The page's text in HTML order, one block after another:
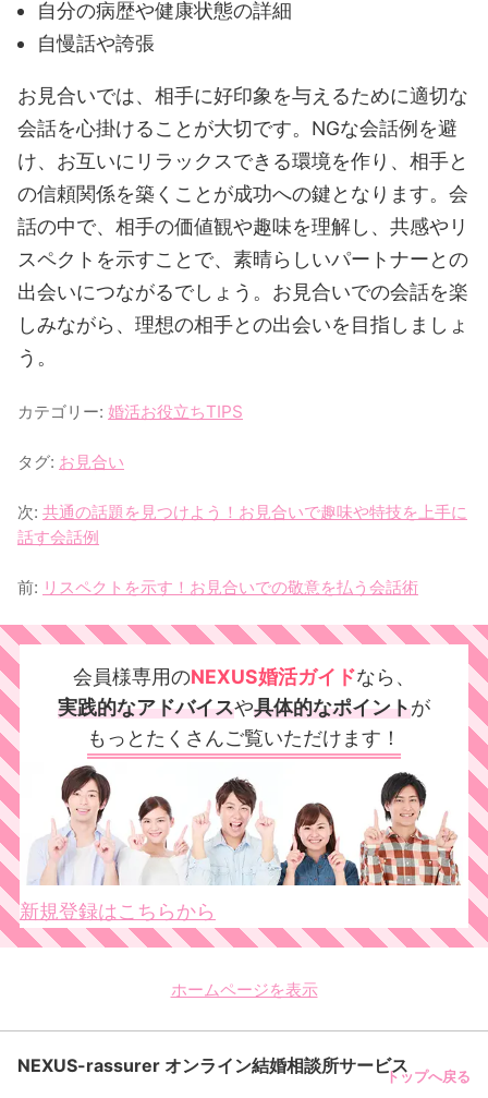
自分の病歴や健康状態の詳細
自慢話や誇張
お見合いでは、相手に好印象を与えるために適切な
会話を心掛けることが大切です。NGな会話例を避
け、お互いにリラックスできる環境を作り、相手と
の信頼関係を築くことが成功への鍵となります。会
話の中で、相手の価値観や趣味を理解し、共感やリ
スペクトを示すことで、素晴らしいパートナーとの
出会いにつながるでしょう。お見合いでの会話を楽
しみながら、理想の相手との出会いを目指しましょ
う。
カテゴリー: 婚活お役立ちTIPS
タグ: お見合い
次: 共通の話題を見つけよう！お見合いで趣味や特技を上手に
話す会話例
前: リスペクトを示す！お見合いでの敬意を払う会話術
会員様専用のNEXUS婚活ガイドなら、
実践的なアドバイスや具体的なポイントが
もっとたくさんご覧いただけます！
新規登録はこちらから
ホームページを表示
NEXUS-rassurer オンライン結婚相談所サービス
トップへ戻る